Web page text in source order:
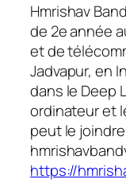
Hmrishav
de 2e année
et de
Jadvapur, en
dans le Deep
ordinateur et
peut le joindre
https://